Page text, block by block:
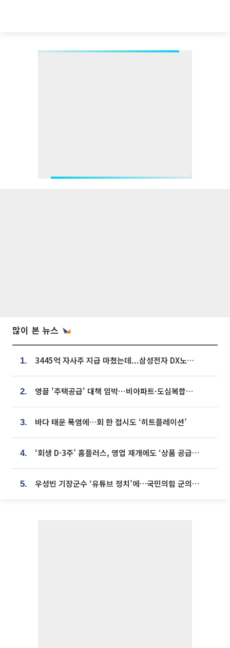
많이 본 뉴스
1. 3445억 자사주 지급 마쳤는데...삼성전자 DX노조, 뒤늦은 '떼쓰기 집회'
2. 영끌 '주택공급' 대책 임박⋯비아파트·도심복합까지 총동원
3. 바다 태운 폭염에…회 한 접시도 ‘히트플레이션’
4. ‘회생 D-3주’ 홈플러스, 영업 재개에도 ‘상품 공급망’ 복구가 생존 관건
5. 우성빈 기장군수 ‘유튜브 정치’에…국민의힘 군의원들 집단 반발